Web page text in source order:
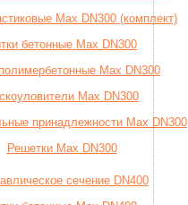
Max DN300 (комплект)
бетонные Max DN300
Max DN300
Max DN300
принадлежности Max DN300
Решетки Max DN300
сечение DN400